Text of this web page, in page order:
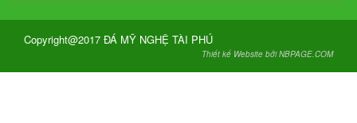
Copyright@2017 ĐÁ MỸ NGHỆ TÀI PHÚ
Thiết kế Website bởi NBPAGE.COM